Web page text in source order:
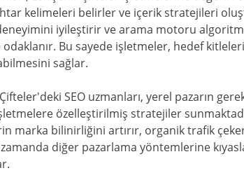
kelimeleri belirler ve içerik stratejileri
iyileştirir ve arama motoru
Bu sayede işletmeler, hedef
sağlar.
SEO uzmanları, yerel pazarın
özelleştirilmiş stratejiler
marka bilinirliğini artırır, organik trafik
zamanda diğer pazarlama yöntemlerine